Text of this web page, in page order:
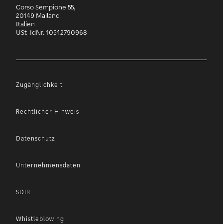
Corso Sempione 55,
20149 Mailand
Italien
USt-IdNr. 10542790968
Zugänglichkeit
Rechtlicher Hinweis
Datenschutz
Unternehmensdaten
SDIR
Whistleblowing